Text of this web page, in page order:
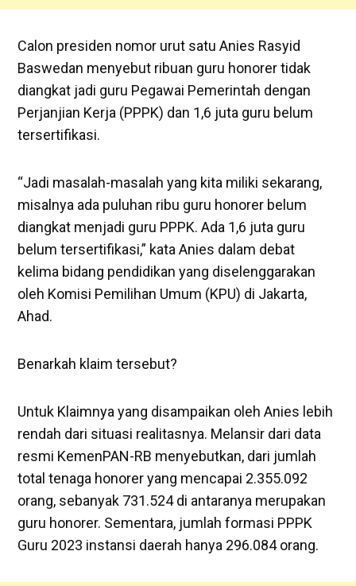
Calon presiden nomor urut satu Anies Rasyid
Baswedan menyebut ribuan guru honorer tidak
diangkat jadi guru Pegawai Pemerintah dengan
Perjanjian Kerja (PPPK) dan 1,6 juta guru belum
tersertifikasi.
“Jadi masalah-masalah yang kita miliki sekarang,
misalnya ada puluhan ribu guru honorer belum
diangkat menjadi guru PPPK. Ada 1,6 juta guru
belum tersertifikasi,” kata Anies dalam debat
kelima bidang pendidikan yang diselenggarakan
oleh Komisi Pemilihan Umum (KPU) di Jakarta,
Ahad.
Benarkah klaim tersebut?
Untuk Klaimnya yang disampaikan oleh Anies lebih
rendah dari situasi realitasnya. Melansir dari data
resmi KemenPAN-RB menyebutkan, dari jumlah
total tenaga honorer yang mencapai 2.355.092
orang, sebanyak 731.524 di antaranya merupakan
guru honorer. Sementara, jumlah formasi PPPK
Guru 2023 instansi daerah hanya 296.084 orang.